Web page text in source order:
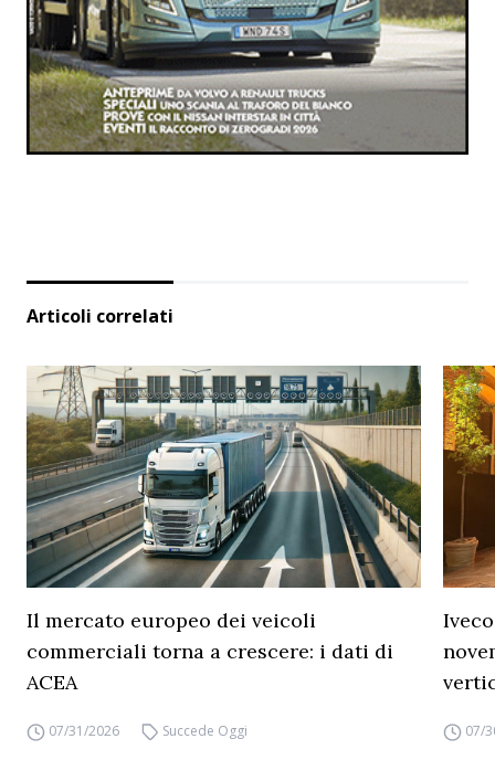
Articoli correlati
Il mercato europeo dei veicoli
commerciali torna a crescere: i dati di
ACEA
07/31/2026 Succede Oggi 07/